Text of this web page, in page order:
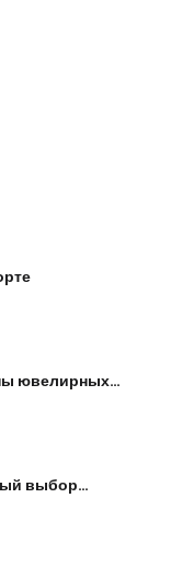
ювелирных…
выбор…